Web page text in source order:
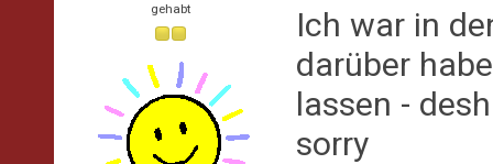
gehabt
Ich war in
darüber
lassen -
sorry